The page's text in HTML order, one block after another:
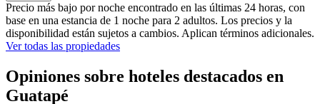
Precio más bajo por noche encontrado en las últimas 24 horas, con
base en una estancia de 1 noche para 2 adultos. Los precios y la
disponibilidad están sujetos a cambios. Aplican términos adicionales.
Ver todas las propiedades
Opiniones sobre hoteles destacados en
Guatapé